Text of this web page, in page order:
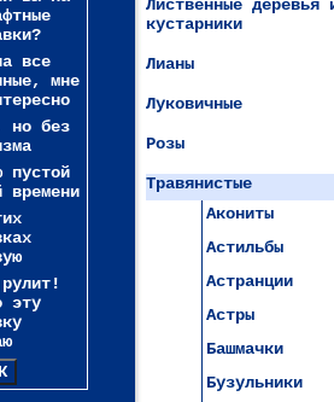
все
мне
но без
пустой
времени
эту
Лиственные деревья
кустарники
Лианы
Луковичные
Розы
Травянистые
Акониты
Астильбы
Астранции
Астры
Башмачки
Бузульники